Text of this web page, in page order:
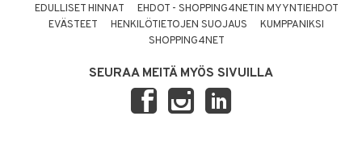
EDULLISET HINNAT
EHDOT - SHOPPING4NETIN MYYNTIEHDOT
EVÄSTEET
HENKILÖTIETOJEN SUOJAUS
KUMPPANIKSI
SHOPPING4NET
SEURAA MEITÄ MYÖS SIVUILLA